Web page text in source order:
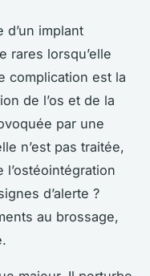
implant
rares lorsqu’elle
complication est la
de l’os et de la
par une
n’est pas traitée,
d’alerte ?
au brossage,